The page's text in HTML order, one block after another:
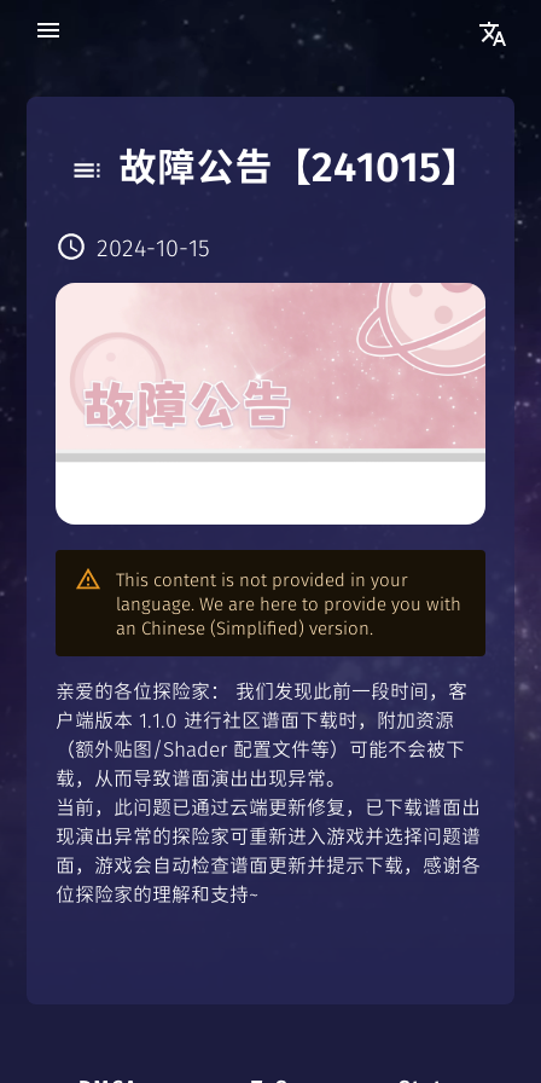
故障公告【241015】
2024-10-15
This content is not provided in your
language. We are here to provide you with
an Chinese (Simplified) version.
亲爱的各位探险家： 我们发现此前一段时间，客
户端版本 1.1.0 进行社区谱面下载时，附加资源
（额外贴图/Shader 配置文件等）可能不会被下
载，从而导致谱面演出出现异常。
当前，此问题已通过云端更新修复，已下载谱面出
现演出异常的探险家可重新进入游戏并选择问题谱
面，游戏会自动检查谱面更新并提示下载，感谢各
位探险家的理解和支持~